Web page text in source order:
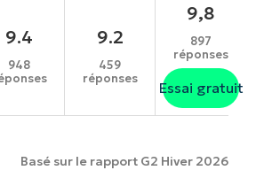
9.4
948
9.2
459
réponses
9,8
897
réponses
Essai gratuit
Basé sur le rapport G2 Hiver 2026